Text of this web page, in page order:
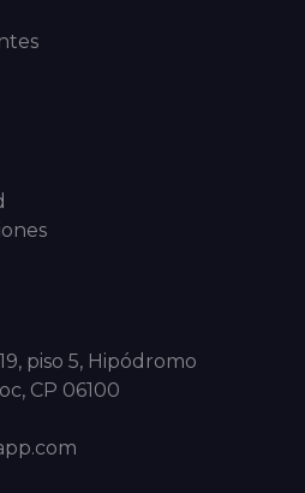
piso 5, Hipódromo
CP 06100